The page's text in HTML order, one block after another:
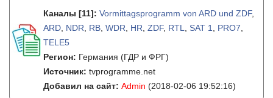
Каналы [11]: Vormittagsprogramm von ARD und ZDF,
ARD NDR RB WDR HR ZDF, RTL SAT 1 PRO7
TELE5
Регион: Германия (ГДР и ФРГ)
Источник: tvprogramme.net
Добавил на сайт: Admin (2018-02-06 19:52:16)